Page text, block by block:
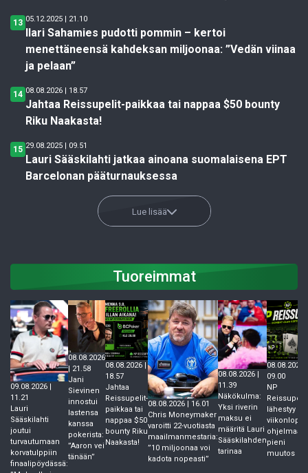
13 05.12.2025 | 21.10
Ilari Sahamies pudotti pommin – kertoi
menettäneensä kahdeksan miljoonaa: ”Vedän viinaa
ja pelaan”
14 08.08.2026 | 18.57
Jahtaa Reissupelit-paikkaa tai nappaa $50 bounty
Riku Naakasta!
15 29.08.2025 | 09.51
Lauri Sääskilahti jatkaa ainoana suomalaisena EPT
Barcelonan pääturnauksessa
Lue lisää
Tuoreimmat
09.08.2026 |
11.21
Lauri
Sääskilahti
joutui
turvautumaan
korvatulppiin
finaalipöydässä:
08.08.2026
| 21.58
Jani
Sievinen
innostui
lastensa
kanssa
pokerista:
”Aaron vei
tänään”
08.08.2026 |
18.57
Jahtaa
Reissupelit-
paikkaa tai
nappaa $50
bounty Riku
Naakasta!
08.08.2026 | 16.01
Chris Moneymaker
varoitti 22-vuotiasta
maailmanmestaria:
”10 miljoonaa voi
kadota nopeasti”
08.08.2026 |
11.39
Näkökulma:
Yksi riverin
maksu ei
määritä Lauri
Sääskilahden
tarinaa
08.08.2026 |
09.00
NP
Reissupelit
lähestyy –
ohjelmaan
pieni
muutos